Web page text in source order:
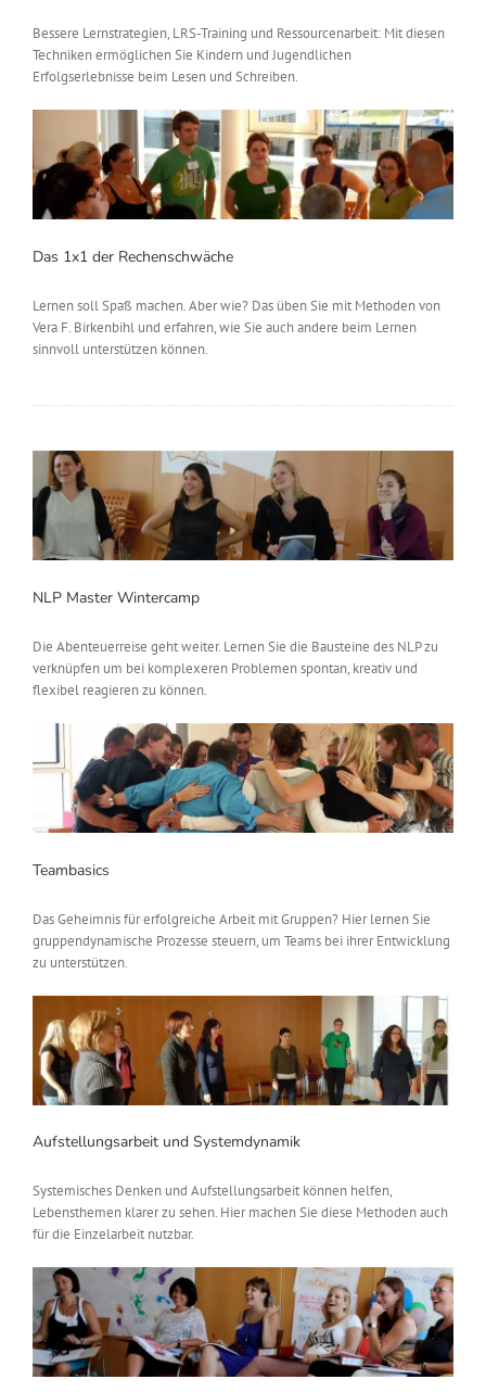
Bessere Lernstrategien, LRS-Training und Ressourcenarbeit: Mit diesen
Techniken ermöglichen Sie Kindern und Jugendlichen
Erfolgserlebnisse beim Lesen und Schreiben.
Das 1x1 der Rechenschwäche
Lernen soll Spaß machen. Aber wie? Das üben Sie mit Methoden von
Vera F. Birkenbihl und erfahren, wie Sie auch andere beim Lernen
sinnvoll unterstützen können.
NLP Master Wintercamp
Die Abenteuerreise geht weiter. Lernen Sie die Bausteine des NLP zu
verknüpfen um bei komplexeren Problemen spontan, kreativ und
flexibel reagieren zu können.
Teambasics
Das Geheimnis für erfolgreiche Arbeit mit Gruppen? Hier lernen Sie
gruppendynamische Prozesse steuern, um Teams bei ihrer Entwicklung
zu unterstützen.
Aufstellungsarbeit und Systemdynamik
Systemisches Denken und Aufstellungsarbeit können helfen,
Lebensthemen klarer zu sehen. Hier machen Sie diese Methoden auch
für die Einzelarbeit nutzbar.